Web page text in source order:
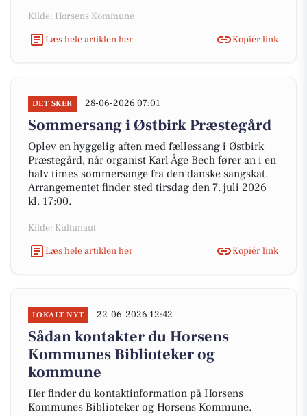
Kilde: Horsens Kommune
Læs hele artiklen her
Kopiér link
DET SKER 28-06-2026 07:01
Sommersang i Østbirk Præstegård
Oplev en hyggelig aften med fællessang i Østbirk
Præstegård, når organist Karl Åge Bech fører an i en
halv times sommersange fra den danske sangskat.
Arrangementet finder sted tirsdag den 7. juli 2026
kl. 17:00.
Kilde: Kultunaut
Læs hele artiklen her
Kopiér link
LOKALT NYT 22-06-2026 12:42
Sådan kontakter du Horsens
Kommunes Biblioteker og
kommune
Her finder du kontaktinformation på Horsens
Kommunes Biblioteker og Horsens Kommune.